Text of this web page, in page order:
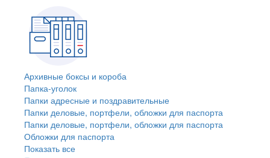
Архивные боксы и короба
Папка-уголок
Папки адресные и поздравительные
Папки деловые, портфели, обложки для паспорта
Папки деловые, портфели, обложки для паспорта
Обложки для паспорта
Показать все